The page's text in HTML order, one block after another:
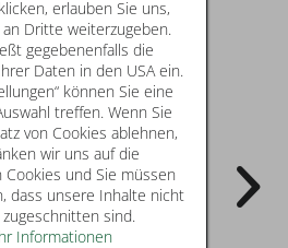
20
Marco Tozzi
erlauben Sie uns,
Dritte weiterzugeben.
gegebenenfalls die
Daten in den USA ein.
können Sie eine
treffen. Wenn Sie
von Cookies ablehnen,
wir uns auf die
und Sie müssen
dass unsere Inhalte nicht
zugeschnitten sind.
Informationen